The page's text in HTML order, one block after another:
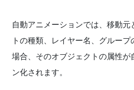
自動アニメーションでは、移動元
トの種類、レイヤー名、グルー
場合、そのオブジェクトの属性が
ン化されます。